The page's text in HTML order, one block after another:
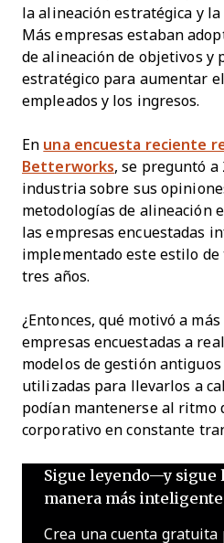
la alineación estratégica y
Más empresas estaban
de alineación de objetivos y
estratégico para aumentar
empleados y los ingresos.
En una encuesta reciente
Betterworks, se preguntó a
industria sobre sus
metodologías de alineación
las empresas encuestadas
implementado este estilo
tres años.
¿Entonces, qué motivó a
empresas encuestadas a
modelos de gestión
utilizadas para llevarlos a
podían mantenerse al ritmo
corporativo en constante
Sigue leyendo—y sigue
manera más inteligente
Crea una cuenta